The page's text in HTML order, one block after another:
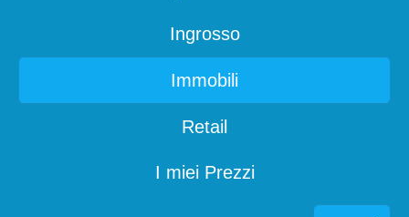
Ingrosso
Immobili
Retail
I miei Prezzi